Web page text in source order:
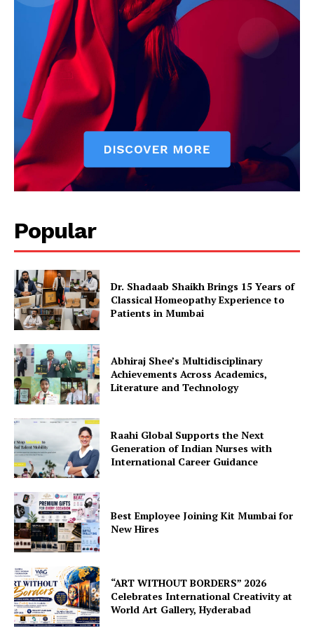
Popular
Dr. Shadaab Shaikh Brings 15 Years of
Classical Homeopathy Experience to
Patients in Mumbai
Abhiraj Shee’s Multidisciplinary
Achievements Across Academics,
Literature and Technology
Raahi Global Supports the Next
Generation of Indian Nurses with
International Career Guidance
Best Employee Joining Kit Mumbai for
New Hires
“ART WITHOUT BORDERS” 2026
Celebrates International Creativity at
World Art Gallery, Hyderabad